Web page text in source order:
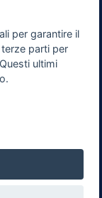
per garantire il
parti per
ultimi